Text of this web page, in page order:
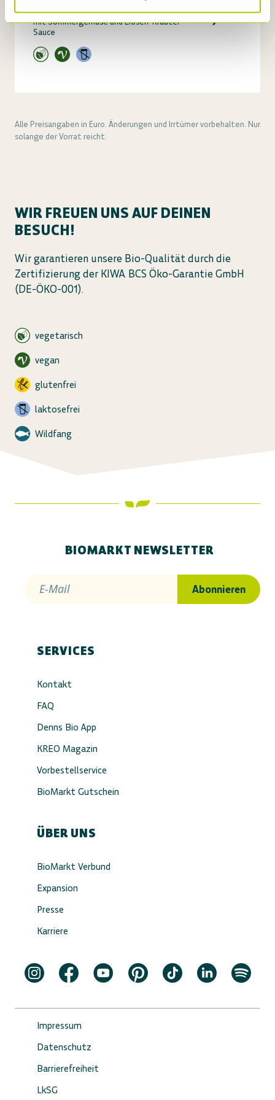
Schupfnudelpfanne
mit Sommergemüse und Erbsen-Kräuter-
Sauce
9,90
Alle Preisangaben in Euro. Änderungen und Irrtümer vorbehalten. Nur
solange der Vorrat reicht.
WIR FREUEN UNS AUF DEINEN
BESUCH!
Wir garantieren unsere Bio-Qualität durch die
Zertifizierung der KIWA BCS Öko-Garantie GmbH
(DE-ÖKO-001).
vegetarisch
vegan
glutenfrei
laktosefrei
Wildfang
BIOMARKT NEWSLETTER
E-Mail Abonnieren
SERVICES
Kontakt
FAQ
Denns Bio App
KREO Magazin
Vorbestellservice
BioMarkt Gutschein
ÜBER UNS
BioMarkt Verbund
Expansion
Presse
Karriere
Impressum
Datenschutz
Barrierefreiheit
LkSG